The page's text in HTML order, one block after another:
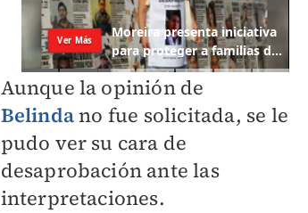
Aunque la opinión de
Belindano fue solicitada, se le
pudo ver su cara de
desaprobación ante las
interpretaciones.